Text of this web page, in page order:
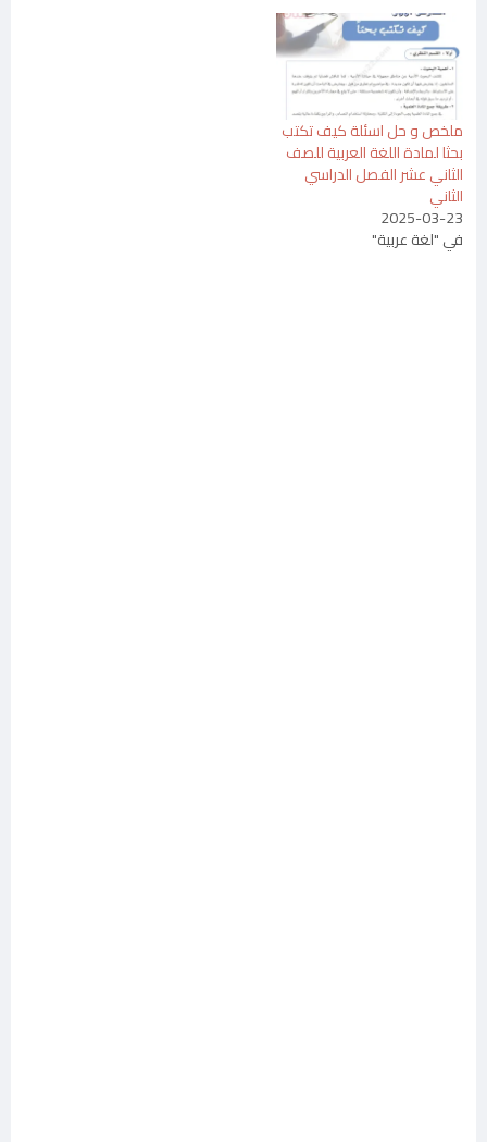
ملخص و حل اسئلة كيف تكتب
بحثا لمادة اللغة العربية للصف
الثاني عشر الفصل الدراسي
الثاني
2025-03-23
في "لغة عربية"